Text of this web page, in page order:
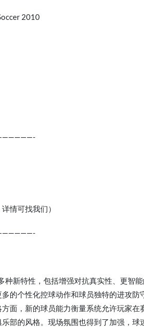
2010
情可找我们）
种新特性，包括增强对抗真实性、更智
的个性化控球动作和球员独特的进攻
面，新的球员能力衡量系统允许玩家
部的风格。现场氛围也得到了加强，